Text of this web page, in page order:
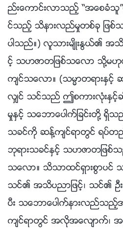
ည္းေကာင္းလာသည့္ “အေစခံသူ
င္သည့္ သိနားလည္မႈတစ္ခု ျ
ပါသည္။) လူသားမ်ိဳးႏြယ္၏ အ
င့္ သဟဇာတျဖစ္သေလာ သို႔မဟု
က်င္သေလာ။ (သမၼာတရားႏွင့္
လွ်င္ သင္သည္ ဤစကားလုံးႏွ
မႈႏွင့္ သေဘာေပါက္ျခင္းတို႔
သခင္ကို ဆန႔္က်င္ရာတြင္ ရပ္
ဘုရားသခင္ႏွင့္ သဟဇာတျဖ
သေလာ။ သိသာထင္ရွားစြာပ
သင္၏ အသိပညာျဖင့္၊ သင္၏ ဦး
ပီး သေဘာေပါက္နားလည္သည့္
က်င္ရာတြင္ အလိုအေလ်ာက္၊ အ